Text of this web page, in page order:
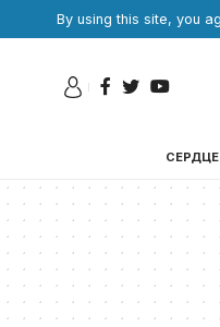
By using this site, you